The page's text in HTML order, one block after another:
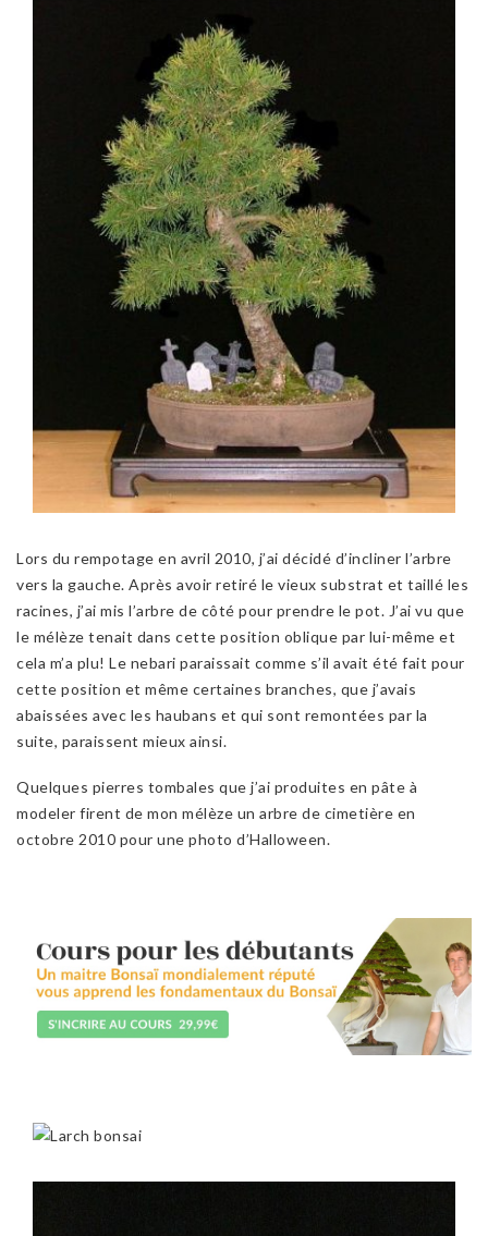
Lors du rempotage en avril 2010, j’ai décidé d’incliner l’arbre
vers la gauche. Après avoir retiré le vieux substrat et taillé les
racines, j’ai mis l’arbre de côté pour prendre le pot. J’ai vu que
le mélèze tenait dans cette position oblique par lui-même et
cela m’a plu! Le nebari paraissait comme s’il avait été fait pour
cette position et même certaines branches, que j’avais
abaissées avec les haubans et qui sont remontées par la
suite, paraissent mieux ainsi.
Quelques pierres tombales que j’ai produites en pâte à
modeler firent de mon mélèze un arbre de cimetière en
octobre 2010 pour une photo d’Halloween.